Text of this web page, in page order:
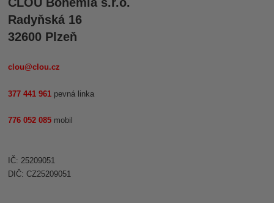
Radyňská 16
32600 Plzeň
clou@clou.cz
377 441 961 pevná linka
776 052 085 mobil
IČ: 25209051
DIČ: CZ25209051